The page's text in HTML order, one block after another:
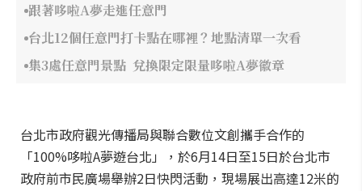
跟著哆啦A夢走進任意門
台北12個任意門打卡點在哪裡？地點清單一次看
集3處任意門景點 兌換限定限量哆啦A夢徽章
台北市政府觀光傳播局與聯合數位文創攜手合作的
「100%哆啦A夢遊台北」，於6月14日至15日於台北市
政府前市民廣場舉辦2日快閃活動，現場展出高達12米的